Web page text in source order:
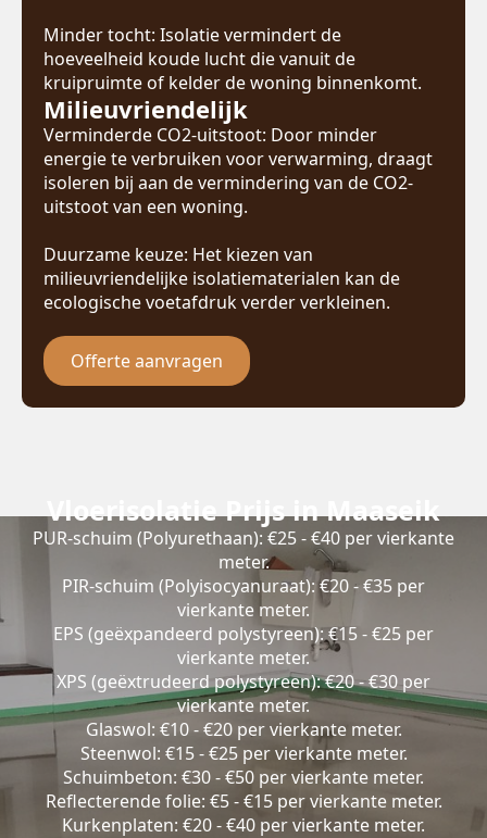
Minder tocht: Isolatie vermindert de
hoeveelheid koude lucht die vanuit de
kruipruimte of kelder de woning binnenkomt.
Milieuvriendelijk
Verminderde CO2-uitstoot: Door minder
energie te verbruiken voor verwarming, draagt
isoleren bij aan de vermindering van de CO2-
uitstoot van een woning.
Duurzame keuze: Het kiezen van
milieuvriendelijke isolatiematerialen kan de
ecologische voetafdruk verder verkleinen.
Offerte aanvragen
Vloerisolatie Prijs in Maaseik
PUR-schuim (Polyurethaan): €25 - €40 per vierkante
meter.
PIR-schuim (Polyisocyanuraat): €20 - €35 per
vierkante meter.
EPS (geëxpandeerd polystyreen): €15 - €25 per
vierkante meter.
XPS (geëxtrudeerd polystyreen): €20 - €30 per
vierkante meter.
Glaswol: €10 - €20 per vierkante meter.
Steenwol: €15 - €25 per vierkante meter.
Schuimbeton: €30 - €50 per vierkante meter.
Reflecterende folie: €5 - €15 per vierkante meter.
Kurkenplaten: €20 - €40 per vierkante meter.